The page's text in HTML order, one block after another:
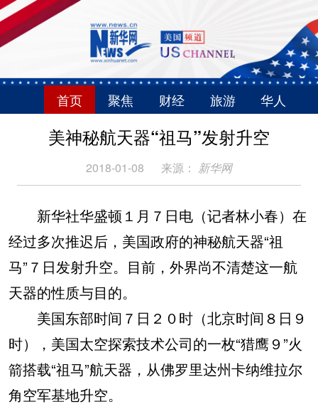
首页 聚焦 财经 旅游 华人
美神秘航天器“祖马”发射升空
2018-01-08 来源： 新华网
新华社华盛顿１月７日电（记者林小春）在
经过多次推迟后，美国政府的神秘航天器“祖
马”７日发射升空。目前，外界尚不清楚这一航
天器的性质与目的。
美国东部时间７日２０时（北京时间８日９
时），美国太空探索技术公司的一枚“猎鹰９”火
箭搭载“祖马”航天器，从佛罗里达州卡纳维拉尔
角空军基地升空。